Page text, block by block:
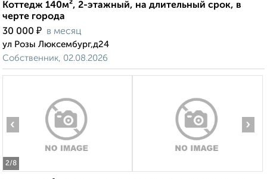
Коттедж 140м², 2-этажный, на длительный срок, в
черте города
30 000 ₽ в месяц
ул Розы Люксембург,д24
Собственник, 02.08.2026
2/8
‹ ›